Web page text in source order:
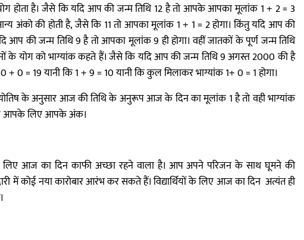
होता है। जैसे कि यदि आप की जन्म तिथि 12 है तो आपके आपका मूलांक 1 + 2 = 3
अंको की होती है, जैसे कि 11 तो आपका मूलांक 1 + 1 = 2 होगा। किंतु यदि आप की
की जन्म तिथि 9 है तो आपका मूलांक 9 ही होगा। वहीं जातकों के पूर्ण जन्म तिथि
के योग को भाग्यांक कहते हैं। जैसे कि यदि आप की जन्म तिथि 9 अगस्त 2000 की है
= 19 यानी कि 1 + 9 = 10 यानी कि कुल मिलाकर भाग्यांक 1+ 0 = 1 होगा।
के अनुसार आज की तिथि के अनुरूप आज के दिन का मूलांक 1 है तो वही भाग्यांक
आपके लिए आपके अंक।
लिए आज का दिन काफी अच्छा रहने वाला है। आप अपने परिजन के साथ घूमने की
में कोई नया कारोबार आरंभ कर सकते हैं। विद्यार्थियों के लिए आज का दिन अत्यंत ही